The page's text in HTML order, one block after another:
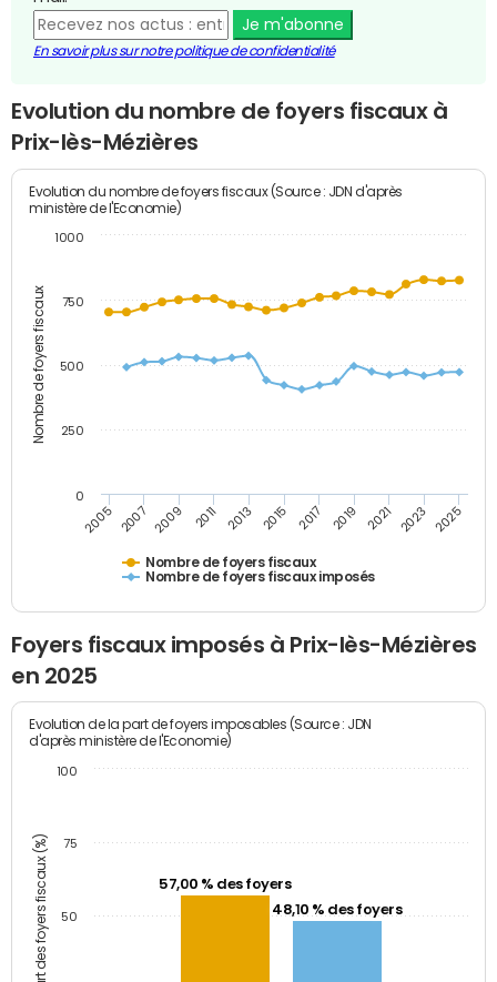
Je m'abonne
En savoir plus sur notre politique de confidentialité
Evolution du nombre de foyers fiscaux à
Prix-lès-Mézières
Nombre de foyers fiscaux
Evolution du nombre de foyers fiscaux (Source : JDN d'après
ministère de l'Economie)
Nombre de foyers fiscaux
Nombre de foyers fiscaux imposés
2005 2007 2009 2011 2013 2015 2017 2019 2021 2023 2025
0
250
500
750
1000
Foyers fiscaux imposés à Prix-lès-Mézières
en 2025
Part des foyers fiscaux (%)
Evolution de la part de foyers imposables (Source : JDN
d'après ministère de l'Economie)
57,00 % des foyers
48,10 % des foyers
50
75
100